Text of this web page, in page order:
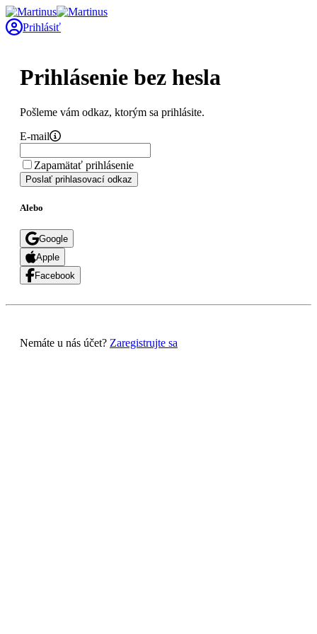
Prihlásiť
Prihlásenie bez hesla
Pošleme vám odkaz, ktorým sa prihlásite.
E-mail
Zapamätať prihlásenie
Poslať prihlasovací odkaz
Alebo
Google
Apple
Facebook
Nemáte u nás účet? Zaregistrujte sa